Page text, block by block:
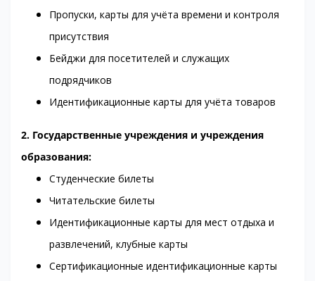
Пропуски, карты для учёта времени и контроля
присутствия
Бейджи для посетителей и служащих
подрядчиков
Идентификационные карты для учёта товаров
2. Государственные учреждения и учреждения
образования:
Студенческие билеты
Читательские билеты
Идентификационные карты для мест отдыха и
развлечений, клубные карты
Сертификационные идентификационные карты